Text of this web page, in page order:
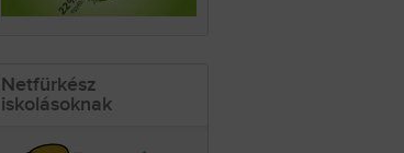
Netfürkész
iskolásoknak